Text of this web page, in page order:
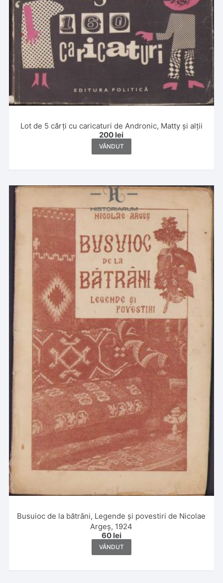
Lot de 5 cărți cu caricaturi de Andronic, Matty și alții
200 lei
VÂNDUT
Busuioc de la bătrâni, Legende și povestiri de Nicolae
Argeș, 1924
60 lei
VÂNDUT